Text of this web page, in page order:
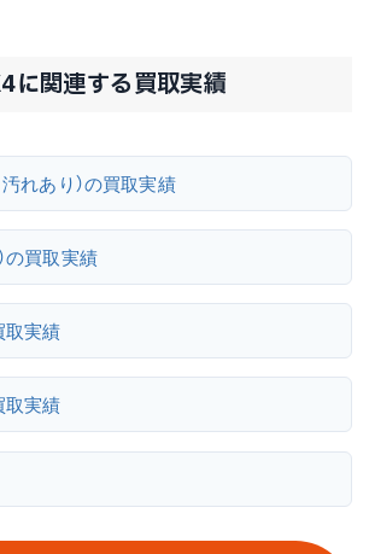
関連する買取実績
れあり）の買取実績
の買取実績
取実績
取実績